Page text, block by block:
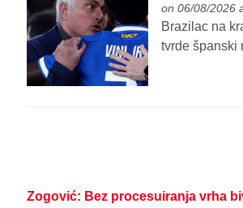
on 06/08/2026
Brazilac na
tvrde španski
Zogović: Bez procesuiranja vrha